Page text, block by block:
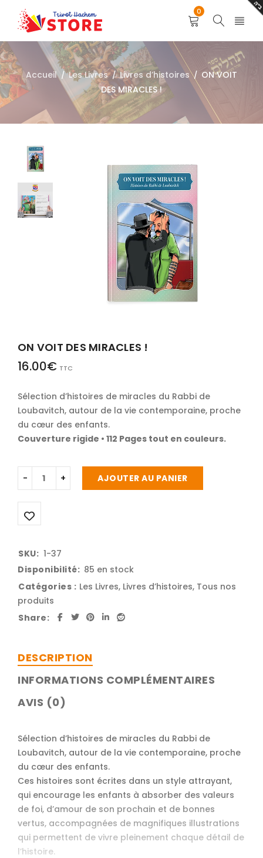
0
Accueil / Les Livres / Livres d’histoires / ON VOIT
DES MIRACLES !
ON VOIT DES MIRACLES !
16.00€ TTC
Sélection d’histoires de miracles du Rabbi de
Loubavitch, autour de la vie contemporaine, proche
du cœur des enfants.
Couverture rigide • 112 Pages tout en couleurs.
AJOUTER AU PANIER
SKU: 1-37
Disponibilité: 85 en stock
Catégories : Les Livres, Livres d’histoires, Tous nos
produits
Share:
DESCRIPTION
INFORMATIONS COMPLÉMENTAIRES
AVIS (0)
Sélection d’histoires de miracles du Rabbi de
Loubavitch, autour de la vie contemporaine, proche
du cœur des enfants.
Ces histoires sont écrites dans un style attrayant,
qui encourage les enfants à absorber des valeurs
de foi, d’amour de son prochain et de bonnes
vertus, accompagnées de magnifiques illustrations
qui permettent de vivre pleinement chaque détail de
l’histoire.